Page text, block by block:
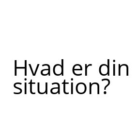
Hvad er din
situation?